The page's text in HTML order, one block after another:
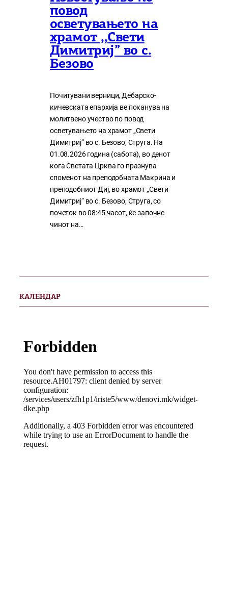
повод
осветувањето на
храмот ,,Свети
Димитриј” во с.
Безово
Почитувани верници, Дебарско-
кичевската епархија ве поканува на
молитвено учество по повод
осветувањето на храмот „Свети
Димитриј“ во с. Безово, Струга. На
01.08.2026 година (сабота), во денот
кога Светата Црква го празнува
споменот на преподобната Макрина и
преподобниот Диј, во храмот „Свети
Димитриј“ во с. Безово, Струга, со
почеток во 08:45 часот, ќе започне
чинот на…
КАЛЕНДАР